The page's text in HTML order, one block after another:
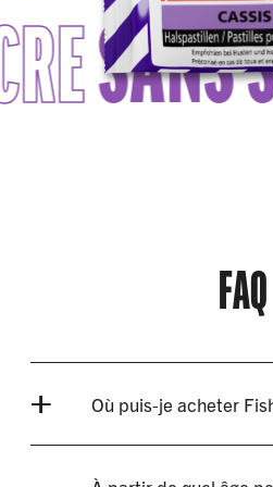
SANS
FAQ
Où puis-je acheter